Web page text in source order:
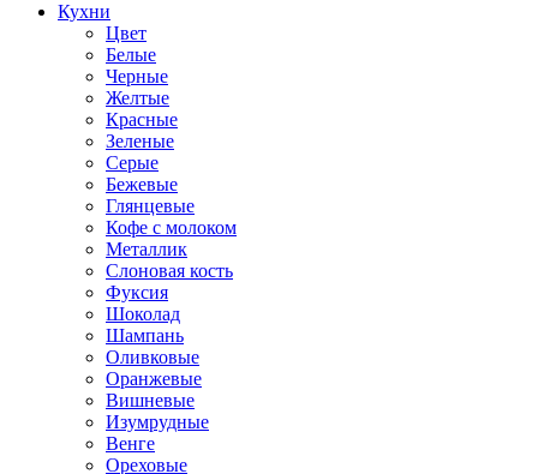
Кухни
Цвет
Белые
Черные
Желтые
Красные
Зеленые
Серые
Бежевые
Глянцевые
Кофе с молоком
Металлик
Слоновая кость
Фуксия
Шоколад
Шампань
Оливковые
Оранжевые
Вишневые
Изумрудные
Венге
Ореховые